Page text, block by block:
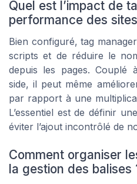
Quel est l’impact de
performance des
Bien configuré, tag
scripts et de réduire le
depuis les pages. Couplé
side, il peut même
par rapport à une
L’essentiel est de définir
éviter l’ajout incontrôlé de
Comment organiser
la gestion des balises